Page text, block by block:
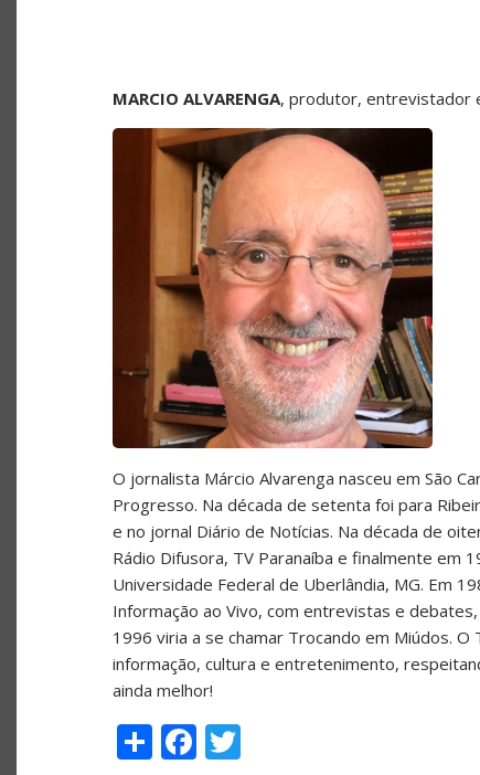
MARCIO ALVARENGA, produtor, entrevistador
O jornalista Márcio Alvarenga nasceu em São
Progresso. Na década de setenta foi para
e no jornal Diário de Notícias. Na década de
Rádio Difusora, TV Paranaíba e finalmente em
Universidade Federal de Uberlândia, MG. Em
Informação ao Vivo, com entrevistas e
1996 viria a se chamar Trocando em Miúdos.
informação, cultura e entretenimento,
ainda melhor!
ShareFacebook